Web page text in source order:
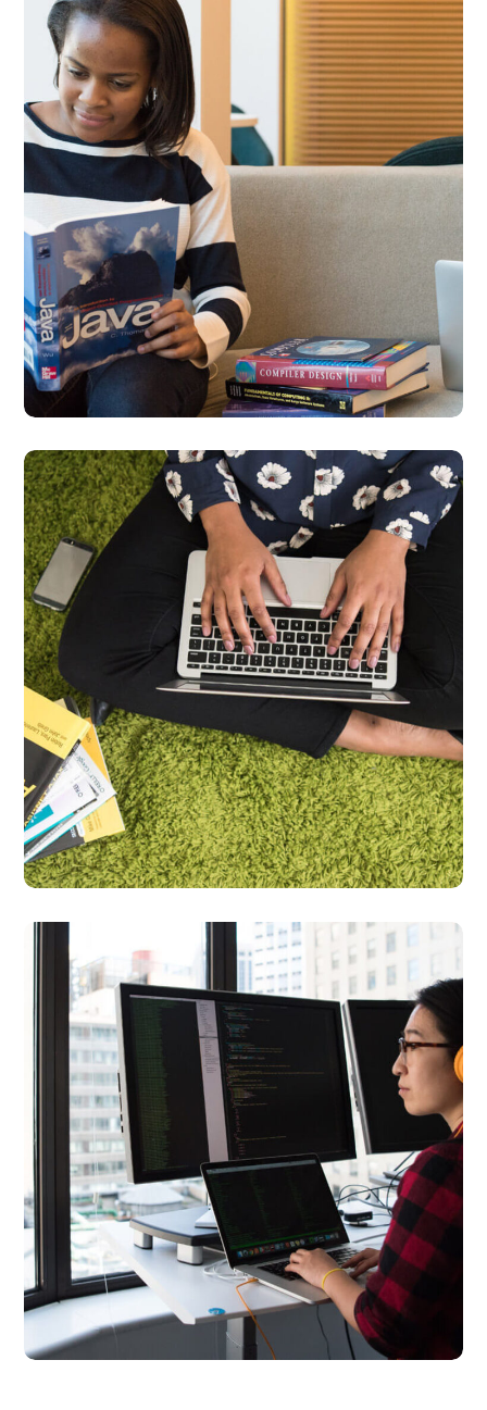
Creative Mind
DESIGN DEVELOPMENT
Product
Development
DEVELOPMENT LANGUAGES
Platform Integration
BUSINESS LANGUAGES